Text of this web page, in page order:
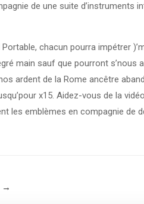
de une suite
chacun pourra impétrer
main sauf que pourront
ardent de la Rome ancêtre
x15. Aidez-vous de la
les emblèmes en compagnie
→